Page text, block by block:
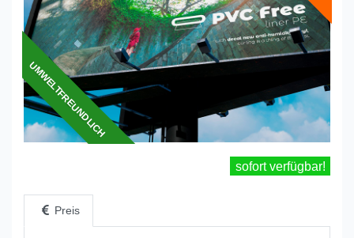
UMWELTFREUNDLICH
sofort verfügbar!
Preis